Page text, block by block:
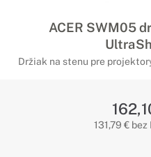
ACER SWM05
Držiak na stenu pre
131,79 € bez